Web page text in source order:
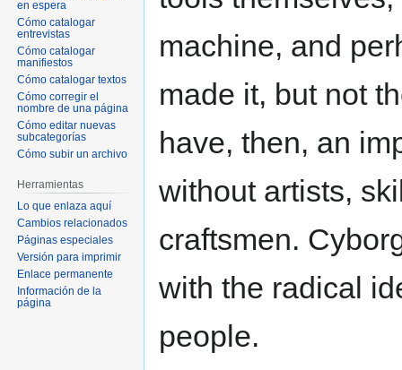
machine, and
made it, but not
have, then, an
without artists,
craftsmen.
with the radical
people.
en espera
Cómo catalogar
entrevistas
Cómo catalogar
manifiestos
Cómo catalogar textos
Cómo corregir el
nombre de una página
Cómo editar nuevas
subcategorías
Cómo subir un archivo
Herramientas
Lo que enlaza aquí
Cambios relacionados
Páginas especiales
Versión para imprimir
Enlace permanente
Información de la
página